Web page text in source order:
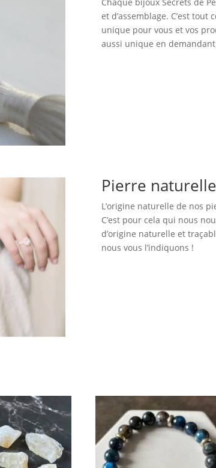
et d’assemblage. C’est
unique pour vous et vos
aussi unique en
Pierre
L’origine naturelle de nos
C’est pour cela qui nous
d’origine naturelle et
nous vous l’indiquons !